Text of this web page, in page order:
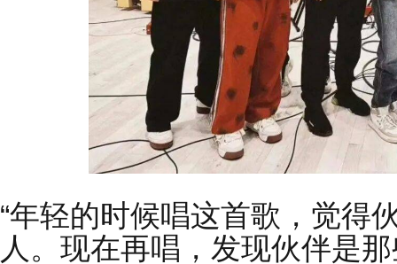
“年轻的时候唱这首歌，觉得
人。现在再唱，发现伙伴是